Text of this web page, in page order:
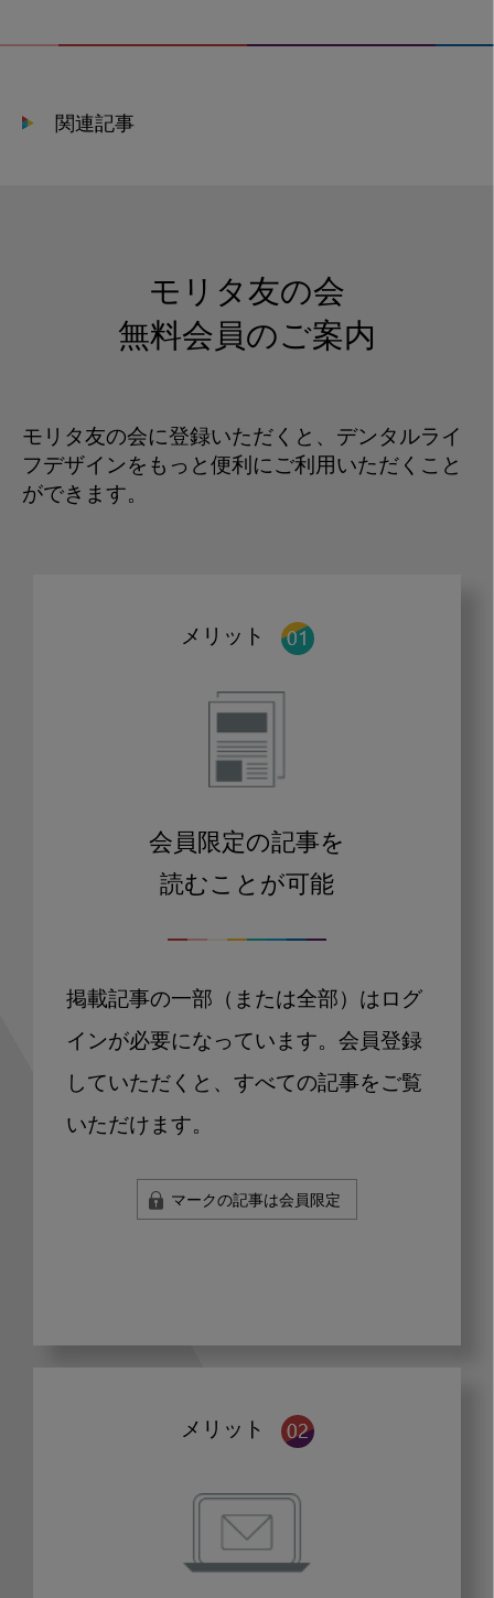
関連記事
モリタ友の会
無料会員のご案内
モリタ友の会に登録いただくと、デンタルライ
フデザインをもっと便利にご利用いただくこと
ができます。
メリット
会員限定の記事を
読むことが可能
掲載記事の一部（または全部）はログ
インが必要になっています。会員登録
していただくと、すべての記事をご覧
いただけます。
マークの記事は会員限定
メリット